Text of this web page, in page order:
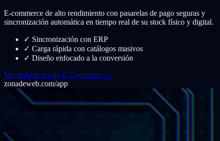
E-commerce de alto rendimiento con pasarelas de pago seguras y
sincronización automática en tiempo real de su stock físico y digital.
✓ Sincronización con ERP
✓ Carga rápida con catálogos masivos
✓ Diseño enfocado a la conversión
Ver Soluciones de E-Commerce →
zonadeweb.com/app